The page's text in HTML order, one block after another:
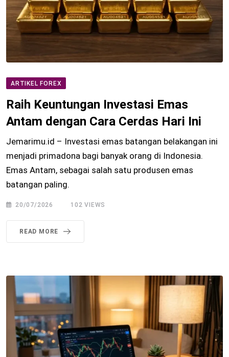
ARTIKEL FOREX
Raih Keuntungan Investasi Emas
Antam dengan Cara Cerdas Hari Ini
Jemarimu.id – Investasi emas batangan belakangan ini
menjadi primadona bagi banyak orang di Indonesia.
Emas Antam, sebagai salah satu produsen emas
batangan paling.
20/07/2026 102 VIEWS
READ MORE